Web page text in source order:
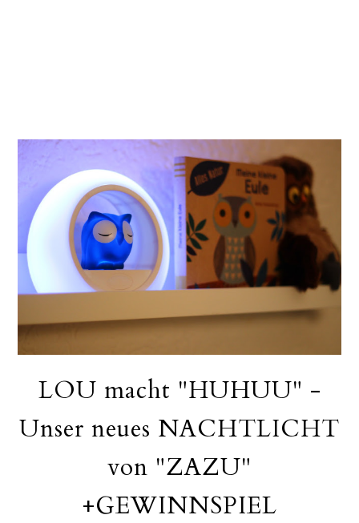
LOU macht "HUHUU" -
Unser neues NACHTLICHT
von "ZAZU"
+GEWINNSPIEL